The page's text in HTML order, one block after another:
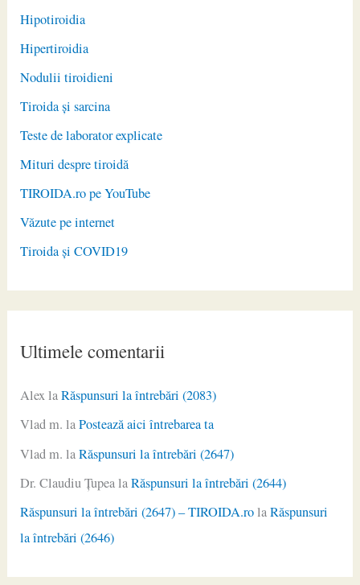
Hipotiroidia
Hipertiroidia
Nodulii tiroidieni
Tiroida și sarcina
Teste de laborator explicate
Mituri despre tiroidă
TIROIDA.ro pe YouTube
Văzute pe internet
Tiroida și COVID19
Ultimele comentarii
AlexlaRăspunsuri la întrebări (2083)
Vlad m. laPostează aici întrebarea ta
Vlad m. laRăspunsuri la întrebări (2647)
Dr. Claudiu ŢupealaRăspunsuri la întrebări (2644)
Răspunsuri la întrebări (2647) – TIROIDA.rolaRăspunsuri
la întrebări (2646)